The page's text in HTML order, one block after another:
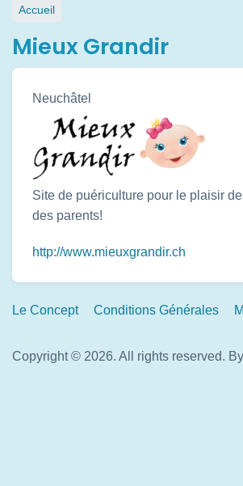
Fil
d'Ariane
Accueil
Mieux Grandir
Neuchâtel
Site de puériculture pour le plaisir
des parents!
http://www.mieuxgrandir.ch
Footer
Le Concept Conditions Générales
Copyright © 2026. All rights reserved. By